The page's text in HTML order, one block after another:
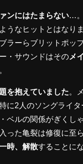
ンにはたまらない …
うなヒットとはなり
ラーらブリットポッ
・サウンドはその メ
を抱えていました 。
に2人のソングライタ
ベルの関係がぎくし
った亀裂は修復に至
時、解散することに